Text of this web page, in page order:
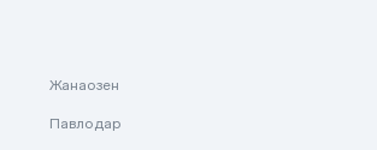
Жанаозен
Павлодар